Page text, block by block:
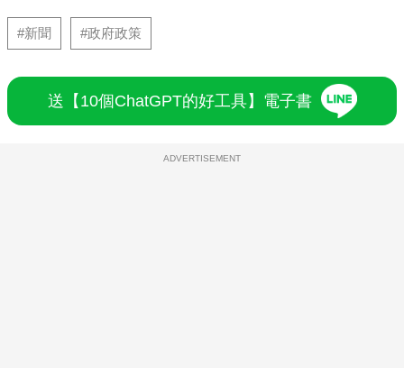
#新聞 #政府政策
送【10個ChatGPT的好工具】電子書
ADVERTISEMENT